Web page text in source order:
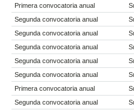
Primera convocatoria anual
Segunda convocatoria anual
Segunda convocatoria anual
Segunda convocatoria anual
Segunda convocatoria anual
Segunda convocatoria anual
Primera convocatoria anual
Segunda convocatoria anual